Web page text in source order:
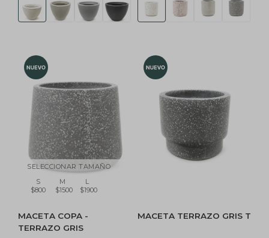
SELECCIONAR TAMAÑO
S
$800
M
$1500
L
$1900
MACETA COPA -
TERRAZO GRIS
MACETA TERRAZO GRIS T